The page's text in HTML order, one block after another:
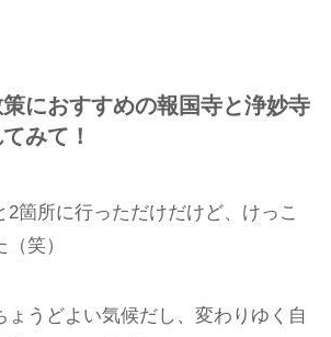
におすすめの報国寺と浄妙寺
みて！
2箇所に行っただけだけど、けっこ
笑）
ょうどよい気候だし、変わりゆく自